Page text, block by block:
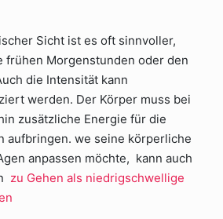
Sicht ist es oft sinnvoller,
frühen Morgenstunden oder den
die Intensität kann
werden. Der Körper muss bei
zusätzliche Energie für die
aufbringen. we seine körperliche
anpassen möchte, kann auch
zu Gehen als niedrigschwellige